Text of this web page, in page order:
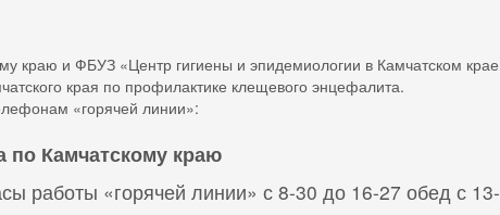
краю и ФБУЗ «Центр гигиены и эпидемиологии в Камчатском
края по профилактике клещевого энцефалита.
«горячей линии»:
по Камчатскому краю
работы «горячей линии» с 8-30 до 16-27 обед с